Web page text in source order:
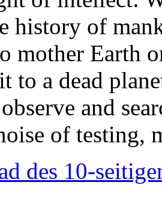
history of
mother Earth
to a dead
and
of testing,
des 10-